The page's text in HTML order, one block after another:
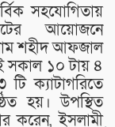
সহযোগিতায়
আয়োজনে
শহীদ আফজাল
সকাল ১০ টায় ৪
ক্যাটাগরিতে
হয়। উপস্থিত
করেন, ইসলামী